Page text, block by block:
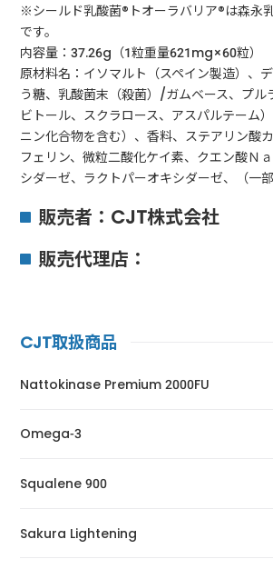
※シールド乳酸菌®トオーラバリア®は森永
です。
内容量：37.26g（1粒重量621mg×60粒）
原材料名：イソマルト（スペイン製造）、
う糖、乳酸菌末（殺菌）/ガムベース、プル
ビトール、スクラロース、アスパルテーム
ニン化合物を含む）、香料、ステアリン酸
フェリン、微粒二酸化ケイ素、クエン酸Ｎ
シダーゼ、ラクトパーオキシダーゼ、（一
販売者：CJT株式会社
販売代理店：
CJT取扱商品
Nattokinase Premium 2000FU
Omega-3
Squalene 900
Sakura Lightening